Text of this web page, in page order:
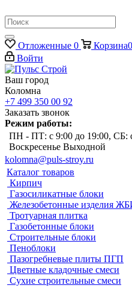
Отложенные 0 Корзина0
Войти
Ваш город
Коломна
+7 499 350 00 92
Заказать звонок
Режим работы:
ПН - ПТ: с 9:00 до 19:00, СБ:
Воскресенье Выходной
kolomna@puls-stroy.ru
Каталог товаров
Кирпич
Газосиликатные блоки
Железобетонные изделия
Тротуарная плитка
Газобетонные блоки
Строительные блоки
Пеноблоки
Пазогребневые плиты ПГП
Цветные кладочные смеси
Сухие строительные смеси